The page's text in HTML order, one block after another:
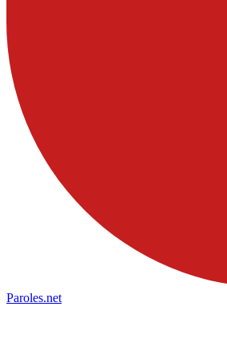
Paroles.net